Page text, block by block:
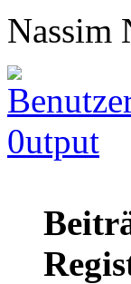
Nassim
0utput